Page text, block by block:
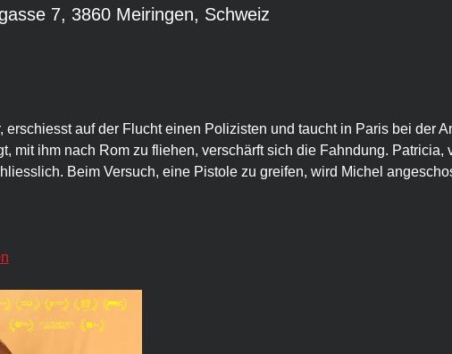
7, 3860 Meiringen, Schweiz
erschiesst auf der Flucht einen Polizisten und taucht in Paris bei der
mit ihm nach Rom zu fliehen, verschärft sich die Fahndung. Patricia,
Beim Versuch, eine Pistole zu greifen, wird Michel